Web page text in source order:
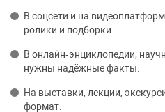
В соцсети и на
ролики и подборки.
В онлайн‑энциклопедии,
нужны надёжные факты.
На выставки, лекции,
формат.